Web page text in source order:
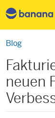
Blog
neuen